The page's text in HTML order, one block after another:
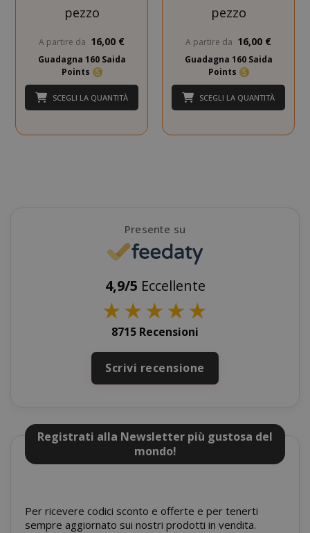
pezzo
A partire da 16,00 €
Guadagna 160 Saida
Points
SCEGLI LA QUANTITÀ
pezzo
A partire da 16,00 €
Guadagna 160 Saida
Points
SCEGLI LA QUANTITÀ
Presente su
4,9/5 Eccellente
★★★★★
8715 Recensioni
Scrivi recensione
Registrati alla Newsletter più gustosa del
mondo!
Per ricevere codici sconto e offerte e per tenerti
sempre aggiornato sui nostri prodotti in vendita.
CrossDomainCookieScriptConsent_105
recently_compared_product